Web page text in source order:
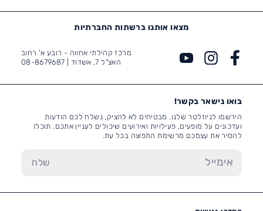
מצאו אותנו ברשתות החברתיות
מרכז קהילתי אחווה - רובע א' רחוב
האצ"ל 7, אשדוד |
08-8679687
בואו נישאר בקשר!
הירשמו לניוזלטר שלנו. מבטיחים לא להציק, נשלח לכם הודעות
ועדכונים על מופעים, פעילויות ואירועים שיכולים לעניין אתכם. תוכלו
להסיר את עצמכם מרשימת התפוצה בכל עת.